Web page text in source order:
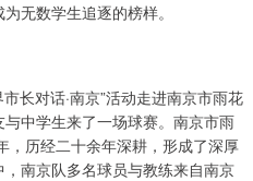
无数学生追逐的榜样。
长对话·南京”活动走进南京市雨花
中学生来了一场球赛。南京市雨
，历经二十余年深耕，形成了深厚
南京队多名球员与教练来自南京